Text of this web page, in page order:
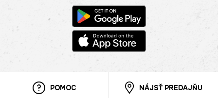
POMOC NÁJSŤ PREDAJŇU